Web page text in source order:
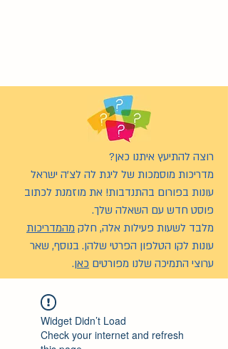
רוצה להתיעץ איתנו כאן?
מדריכות מוסמכות של ליגת לה לצ’ה ישראל
עונות בפורום בהתנדבות! את מוזמנת לכתוב
פוסט חדש עם השאלה שלך.
מלבד לשעות פעילות אלה, חלק מהמדריכות
עונות לקו הטלפון הפרטי שלהן. בנוסף, שאר
ערוצי התמיכה שלנו מפורטים כאן.
Widget Didn’t Load
Check your internet and refresh